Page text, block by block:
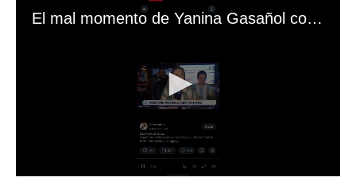
El mal momento de Yanina Gasañol con un hincha argentino en "Subrayado"